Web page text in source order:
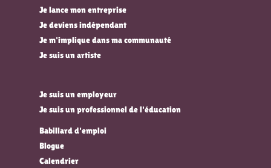
Je lance mon entreprise
Je deviens indépendant
Je m'implique dans ma communauté
Je suis un artiste
Je suis un employeur
Je suis un professionnel de l'éducation
Babillard d'emploi
Blogue
Calendrier